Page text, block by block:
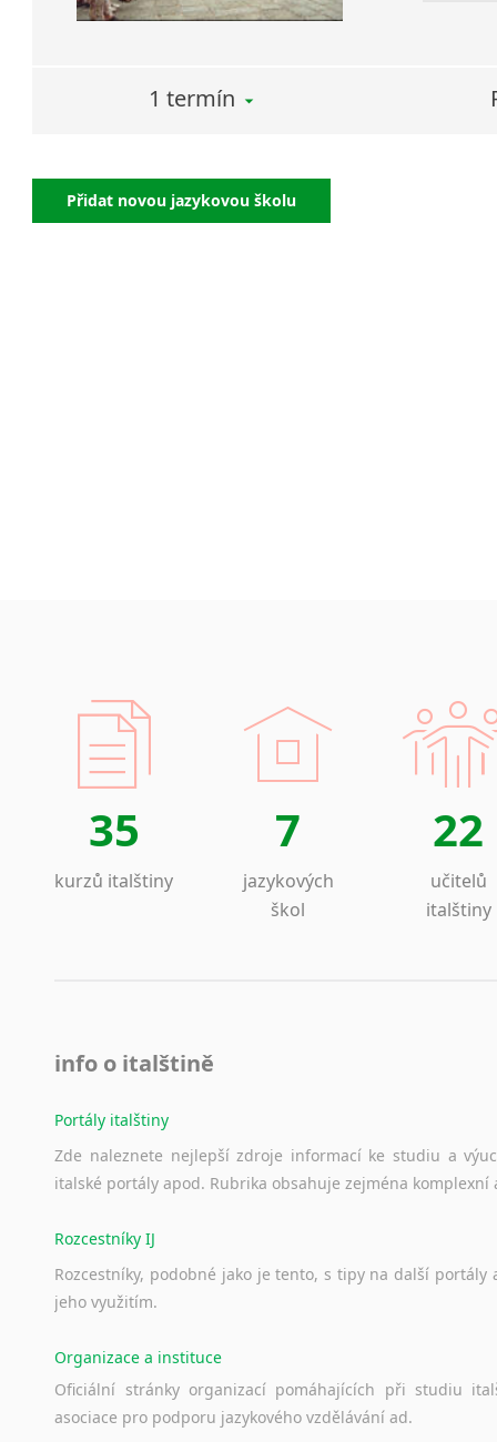
1 termín
Přidat novou jazykovou školu
35
kurzů italštiny
7
jazykových
škol
22
učitelů
italštiny
info o italštině
Portály italštiny
Zde naleznete nejlepší zdroje informací ke studiu a
italské portály apod. Rubrika obsahuje zejména komplexní
Rozcestníky IJ
Rozcestníky, podobné jako je tento, s tipy na další portály
jeho využitím.
Organizace a instituce
Oficiální stránky organizací pomáhajících při studiu
asociace pro podporu jazykového vzdělávání ad.